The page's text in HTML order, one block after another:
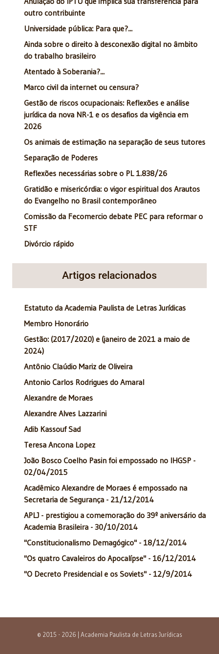
outro contribuinte
Universidade pública: Para que?...
Ainda sobre o direito à desconexão digital no âmbito
do trabalho brasileiro
Atentado à Soberania?...
Marco civil da internet ou censura?
Gestão de riscos ocupacionais: Reflexões e análise
jurídica da nova NR-1 e os desafios da vigência em
2026
Os animais de estimação na separação de seus tutores
Separação de Poderes
Reflexões necessárias sobre o PL 1.838/26
Gratidão e misericórdia: o vigor espiritual dos Arautos
do Evangelho no Brasil contemporâneo
Comissão da Fecomercio debate PEC para reformar o
STF
Divórcio rápido
Artigos relacionados
Estatuto da Academia Paulista de Letras Jurídicas
Membro Honorário
Gestão: (2017/2020) e (janeiro de 2021 a maio de
2024)
Antônio Claúdio Mariz de Oliveira
Antonio Carlos Rodrigues do Amaral
Alexandre de Moraes
Alexandre Alves Lazzarini
Adib Kassouf Sad
Teresa Ancona Lopez
João Bosco Coelho Pasin foi empossado no IHGSP -
02/04/2015
Acadêmico Alexandre de Moraes é empossado na
Secretaria de Segurança - 21/12/2014
APLJ - prestigiou a comemoração do 39º aniversário da
Academia Brasileira - 30/10/2014
"Constitucionalismo Demagógico" - 18/12/2014
"Os quatro Cavaleiros do Apocalípse" - 16/12/2014
"O Decreto Presidencial e os Soviets" - 12/9/2014
© 2015 - 2026 | Academia Paulista de Letras Jurídicas